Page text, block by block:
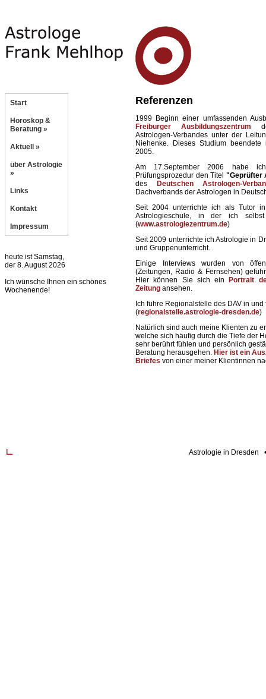
Start
Horoskop &
Beratung »
Aktuell »
über Astrologie
»
Links
Kontakt
Impressum
heute ist Samstag,
der 8. August 2026
Ich wünsche Ihnen ein schönes
Wochenende!
Referenzen
1999 Beginn einer umfassenden
Freiburger Ausbildungszentrum
Astrologen-Verbandes unter der
Niehenke. Dieses Studium
2005.
Am 17.September 2006 habe
Prüfungsprozedur den Titel "Geprüfter
des
Deutschen Astrologen-
Dachverbands der Astrologen in
Seit 2004 unterrichte ich als Tutor
Astrologieschule, in der ich
(www.astrologiezentrum.de)
Seit 2009 unterrichte ich Astrologie in
und Gruppenunterricht.
Einige Interviews wurden von
(Zeitungen, Radio & Fernsehen)
Hier können Sie sich ein
Portrait
Zeitung ansehen.
Ich führe Regionalstelle des DAV in und
(regionalstelle.astrologie-dresden.de)
Natürlich sind auch meine Klienten zu
welche sich häufig durch die Tiefe der
sehr berührt fühlen und persönlich
Beratung herausgehen. Hier ist ein
Briefes von einer meiner Klientinnen
Astrologie in Dresden